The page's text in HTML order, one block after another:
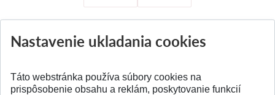
Nastavenie ukladania cookies
Táto webstránka používa súbory cookies na
prispôsobenie obsahu a reklám, poskytovanie funkcií